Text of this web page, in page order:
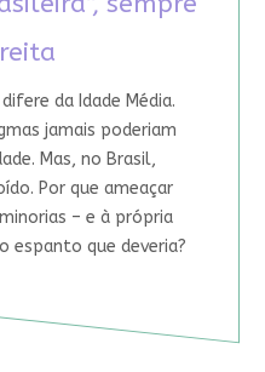
da Idade Média.
jamais poderiam
Mas, no Brasil,
Por que ameaçar
– e à própria
espanto que deveria?